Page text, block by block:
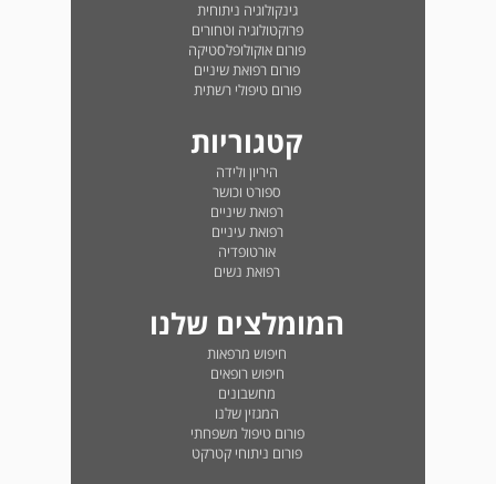
גינקולוגיה ניתוחית
פרוקטולוגיה וטחורים
פורום אוקולופלסטיקה
פורום רפואת שיניים
פורום טיפולי רשתית
קטגוריות
היריון ולידה
ספורט וכושר
רפואת שיניים
רפואת עיניים
אורטופדיה
רפואת נשים
המומלצים שלנו
חיפוש מרפאות
חיפוש רופאים
מחשבונים
המגזין שלנו
פורום טיפול משפחתי
פורום ניתוחי קטרקט